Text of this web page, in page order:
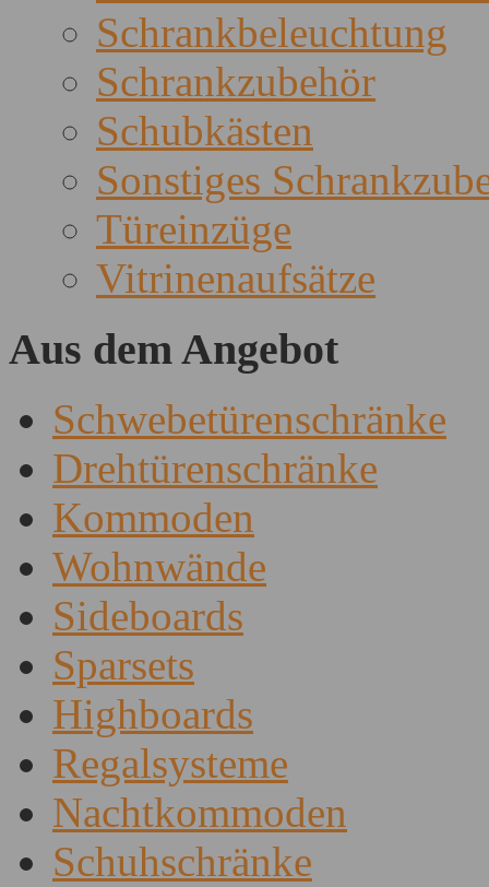
Schrankbeleuchtung
Schrankzubehör
Schubkästen
Sonstiges
Türeinzüge
Vitrinenaufsätze
Aus dem Angebot
Schwebetürenschränke
Drehtürenschränke
Kommoden
Wohnwände
Sideboards
Sparsets
Highboards
Regalsysteme
Nachtkommoden
Schuhschränke